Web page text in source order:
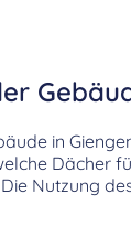
in
Dächer
Nutzung